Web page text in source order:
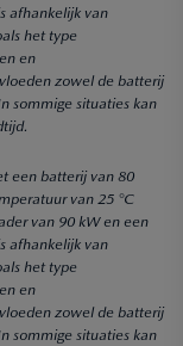
afhankelijk van
het type
en
zowel de batterij
sommige situaties kan
een batterij van 80
van 25 °C
van 90 kW en een
afhankelijk van
het type
en
zowel de batterij
sommige situaties kan